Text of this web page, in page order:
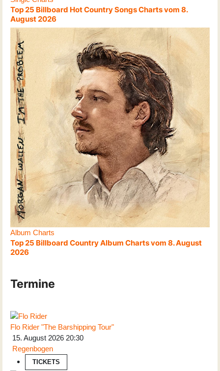
Top 25 Billboard Hot Country Songs Charts vom 8.
August 2026
Album Charts
Top 25 Billboard Country Album Charts vom 8. August
2026
Termine
Flo Rider "The Barshipping Tour"
15. August 2026 20:30
Regenbogen
TICKETS